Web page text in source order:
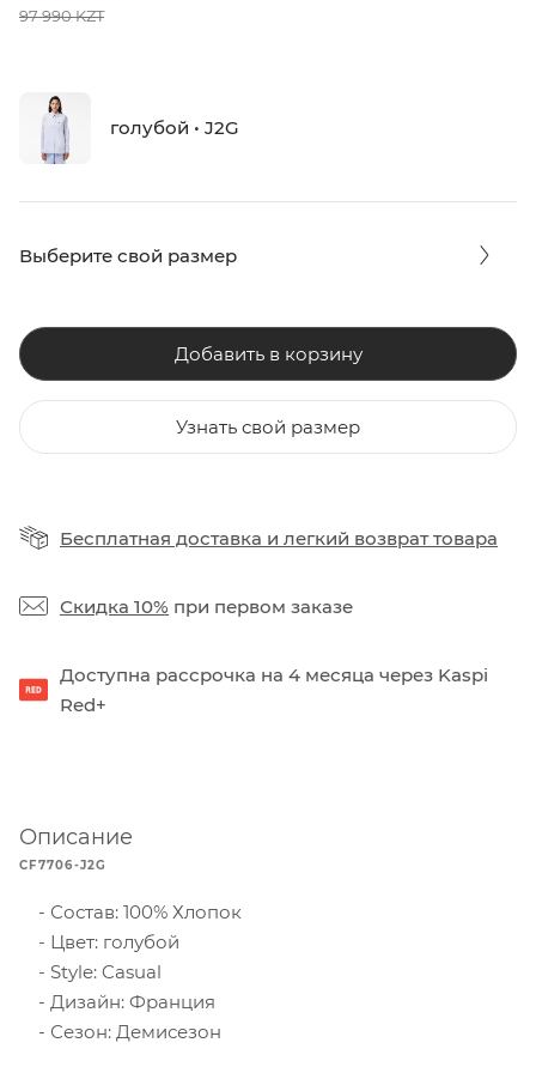
97 990 KZT
голубой • J2G
Выберите свой размер
Добавить в корзину
Узнать свой размер
Бесплатная доставка и легкий возврат товара
Скидка 10% при первом заказе
Доступна рассрочка на 4 месяца через Kaspi
Red+
Описание
CF7706-J2G
Состав: 100% Хлопок
Цвет: голубой
Style: Casual
Дизайн: Франция
Сезон: Демисезон